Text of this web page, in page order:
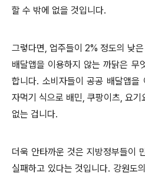
할 수 밖에 없을 것입니다.
그렇다면, 업주들이 2% 정도의 낮
배달앱을 이용하지 않는 까닭은 무
합니다. 소비자들이 공공 배달앱을
자먹기 식으로 배민, 쿠팡이츠, 요기
없는 겁니다.
더욱 안타까운 것은 지방정부들이
실패하고 있다는 것입니다. 강원도